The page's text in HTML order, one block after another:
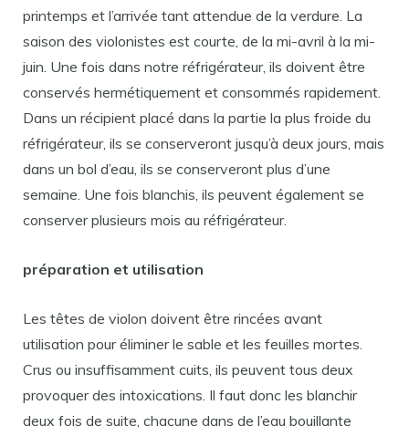
printemps et l’arrivée tant attendue de la verdure. La
saison des violonistes est courte, de la mi-avril à la mi-
juin. Une fois dans notre réfrigérateur, ils doivent être
conservés hermétiquement et consommés rapidement.
Dans un récipient placé dans la partie la plus froide du
réfrigérateur, ils se conserveront jusqu’à deux jours, mais
dans un bol d’eau, ils se conserveront plus d’une
semaine. Une fois blanchis, ils peuvent également se
conserver plusieurs mois au réfrigérateur.
préparation et utilisation
Les têtes de violon doivent être rincées avant
utilisation pour éliminer le sable et les feuilles mortes.
Crus ou insuffisamment cuits, ils peuvent tous deux
provoquer des intoxications. Il faut donc les blanchir
deux fois de suite, chacune dans de l’eau bouillante